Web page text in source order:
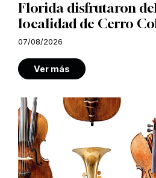
Florida disfrutaron
localidad de Cerro
07/08/2026
Ver más